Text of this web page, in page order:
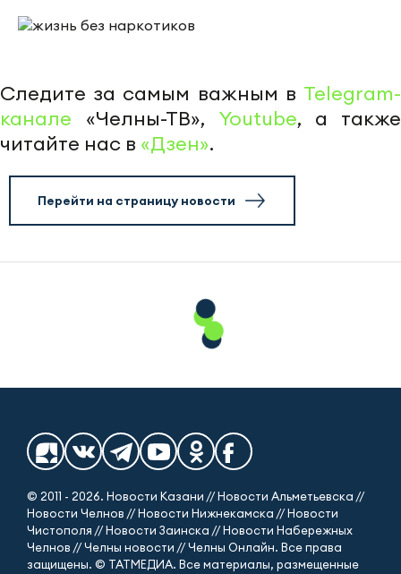
Следите за самым важным в Telegram-
канале «Челны-ТВ», Youtube, а также
читайте нас в «Дзен».
Перейти на страницу новости
© 2011 - 2026. Новости Казани // Новости Альметьевска //
Новости Челнов // Новости Нижнекамска // Новости
Чистополя // Новости Заинска // Новости Набережных
Челнов // Челны новости // Челны Онлайн. Все права
защищены. © ТАТМЕДИА. Все материалы, размещенные